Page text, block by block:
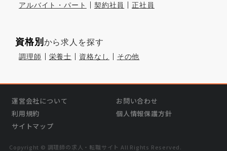
アルバイト・パート 契約社員 正社員
資格別 から求人を探す
調理師 栄養士 資格なし その他
運営会社について
お問い合わせ
利用規約
個人情報保護方針
サイトマップ
Copyright © 調理師の求⼈・転職サイト All Rights Reserved.